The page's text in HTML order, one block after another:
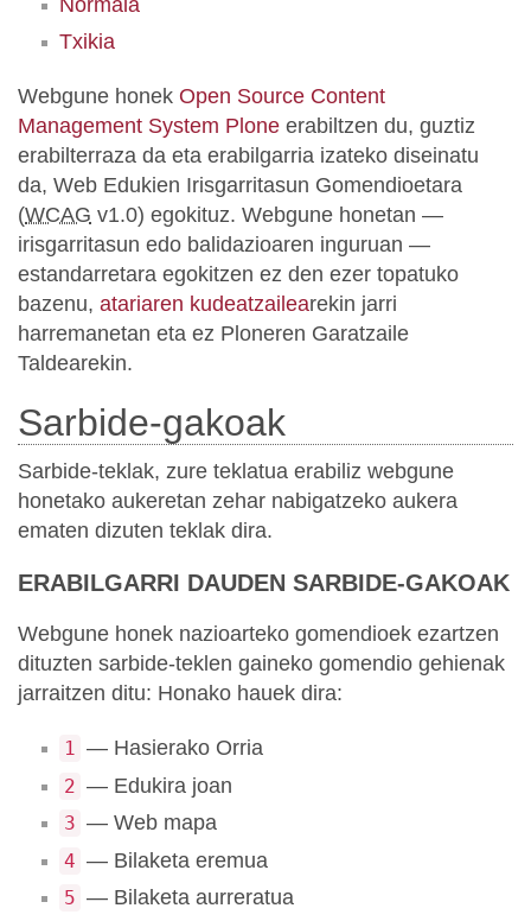
Txikia
Webgune honek Open Source Content
Management System Plone erabiltzen du, guztiz
erabilterraza da eta erabilgarria izateko diseinatu
da, Web Edukien Irisgarritasun Gomendioetara
(WCAG v1.0) egokituz. Webgune honetan —
irisgarritasun edo balidazioaren inguruan —
estandarretara egokitzen ez den ezer topatuko
bazenu, atariaren kudeatzailearekin jarri
harremanetan eta ez Ploneren Garatzaile
Taldearekin.
Sarbide-gakoak
Sarbide-teklak, zure teklatua erabiliz webgune
honetako aukeretan zehar nabigatzeko aukera
ematen dizuten teklak dira.
ERABILGARRI DAUDEN SARBIDE-GAKOAK
Webgune honek nazioarteko gomendioek ezartzen
dituzten sarbide-teklen gaineko gomendio gehienak
jarraitzen ditu: Honako hauek dira:
1 — Hasierako Orria
2 — Edukira joan
3 — Web mapa
4 — Bilaketa eremua
5 — Bilaketa aurreratua